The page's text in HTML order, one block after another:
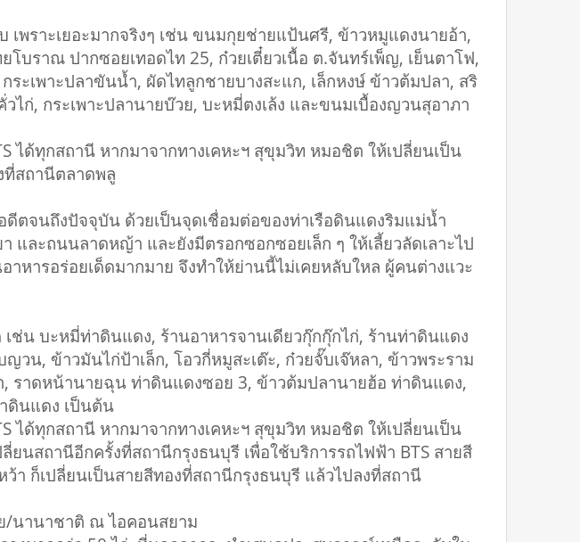
ราะเยอะมากจริงๆ เช่น ขนมกุยช่ายแป้นศรี, ข้าวหมูแดงนายอ้า,
บราณ ปากซอยเทอดไท 25, ก๋วยเตี๋ยวเนื้อ ต.จันทร์เพ็ญ, เย็นตาโฟ,
ะเพาะปลาขันน้ำ, ผัดไทลูกชายบางสะแก, เล็กหงษ์ ข้าวต้มปลา, สริ
ไก่, กระเพาะปลานายบ๊วย, บะหมี่ตงเล้ง และขนมเบื้องญวนสุอาภา
ได้ทุกสถานี หากมาจากทางเคหะฯ สุขุมวิท หมอชิต ให้เปลี่ยนเป็น
ที่สถานีตลาดพลู
นถึงปัจจุบัน ด้วยเป็นจุดเชื่อมต่อของท่าเรือดินแดงริมแม่น้ำ
และถนนลาดหญ้า และยังมีตรอกซอกซอยเล็ก ๆ ให้เลี้ยวลัดเลาะไป
หารอร่อยเด็ดมากมาย จึงทำให้ย่านนี้ไม่เคยหลับใหล ผู้คนต่างแวะ
บะหมี่ท่าดินแดง, ร้านอาหารจานเดียวกุ๊กกุ๊กไก่, ร้านท่าดินแดง
น, ข้าวมันไก่ป้าเล็ก, โอวกี่หมูสะเต๊ะ, ก๋วยจั๊บเจ๊หลา, ข้าวพระราม
, ราดหน้านายฉุน ท่าดินแดงซอย 3, ข้าวต้มปลานายฮ้อ ท่าดินแดง,
ดินแดง เป็นต้น
ได้ทุกสถานี หากมาจากทางเคหะฯ สุขุมวิท หมอชิต ให้เปลี่ยนเป็น
ยนสถานีอีกครั้งที่สถานีกรุงธนบุรี เพื่อใช้บริการรถไฟฟ้า BTS สายสี
า ก็เปลี่ยนเป็นสายสีทองที่สถานีกรุงธนบุรี แล้วไปลงที่สถานี
/นานาชาติ ณ ไอคอนสยาม